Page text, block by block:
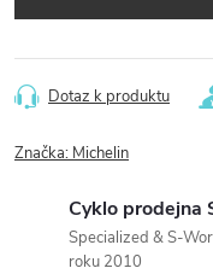
Dotaz k produktu
Značka: Michelin
Cyklo prodejna
Specialized & S-
roku 2010